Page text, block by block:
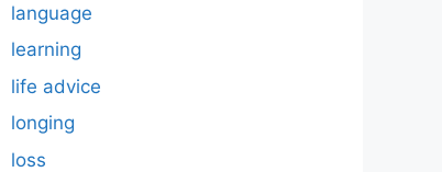
language
learning
life advice
longing
loss